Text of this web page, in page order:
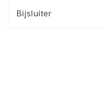
Bijsluiter